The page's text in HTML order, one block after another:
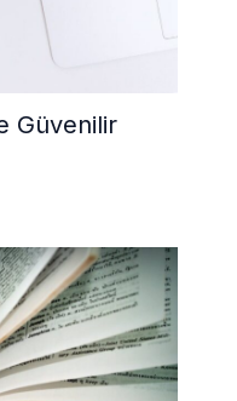
Güvenilir